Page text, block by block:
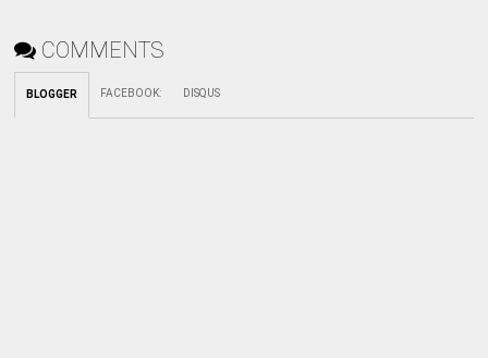
COMMENTS
BLOGGER FACEBOOK: DISQUS